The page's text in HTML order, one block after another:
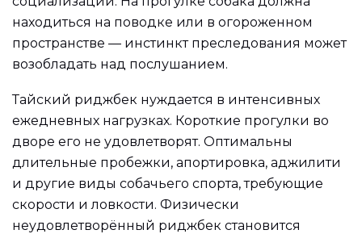
находиться на поводке или в огороженном
пространстве — инстинкт преследования может
возобладать над послушанием.
Тайский риджбек нуждается в интенсивных
ежедневных нагрузках. Короткие прогулки во
дворе его не удовлетворят. Оптимальны
длительные пробежки, апортировка, аджилити
и другие виды собачьего спорта, требующие
скорости и ловкости. Физически
неудовлетворённый риджбек становится